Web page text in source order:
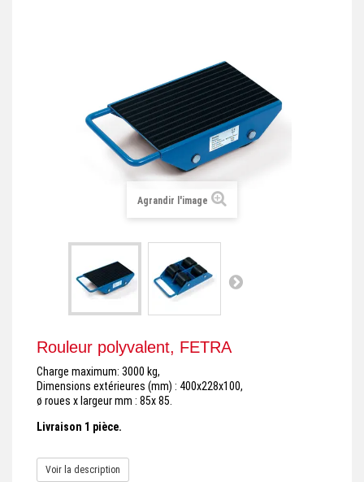
GERBEUR ET CRIC INDUSTRIEL
ACCESSOIRES ET COMPLÉMENTS
Agrandir l'image
Rouleur polyvalent, FETRA
Charge maximum: 3000 kg,
Dimensions extérieures (mm) : 400x228x100,
ø roues x largeur mm : 85x 85.
Livraison 1 pièce.
Voir la description